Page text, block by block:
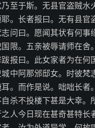
至于斯。无县官盗贼水
。长者报曰。无有县官
问曰。愿闻其状有何事
限。五亲被辱请师在舍
报曰。此女家者为在何
中阿那邠邸女。时彼梵
。而作是说。咄咄长者
杀不投楼下甚是大幸。
人今日现在甚奇甚特长